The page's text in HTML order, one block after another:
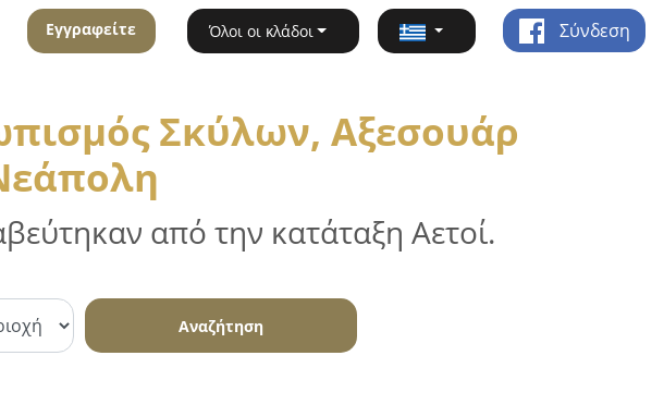
Εγγραφείτε Όλοι οι κλάδοι Σύνδεση
Σκύλων, Αξεσουάρ
από την κατάταξη Αετοί.
Αναζήτηση